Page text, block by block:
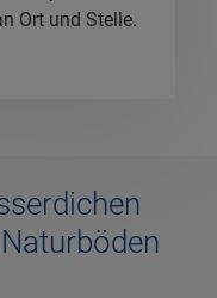
Ort und Stelle.